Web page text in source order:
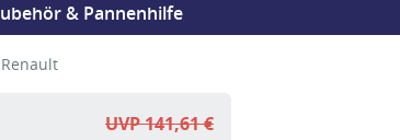
& Pannenhilfe
UVP 141,61 €